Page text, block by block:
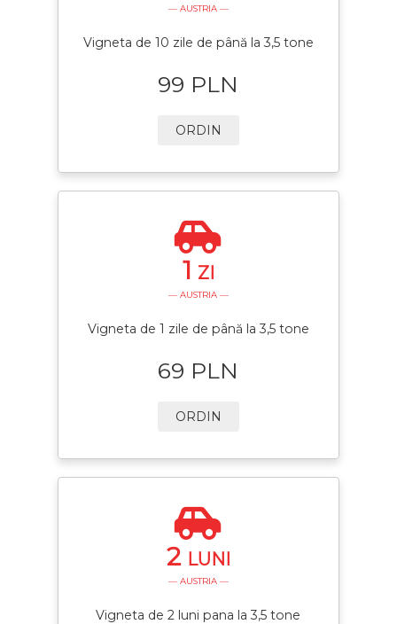
— AUSTRIA —
Vigneta de 10 zile de până la 3,5 tone
99 PLN
ORDIN
1 ZI
— AUSTRIA —
Vigneta de 1 zile de până la 3,5 tone
69 PLN
ORDIN
2 LUNI
— AUSTRIA —
Vigneta de 2 luni pana la 3,5 tone